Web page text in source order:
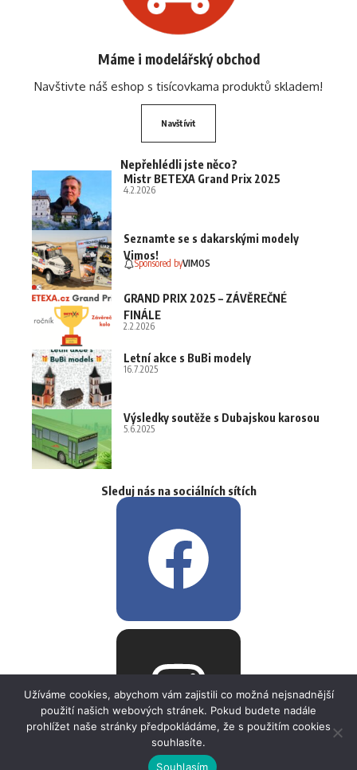
Máme i modelářský obchod
Navštivte náš eshop s tisícovkama produktů skladem!
Navštívit
Nepřehlédli jste něco?
Mistr BETEXA Grand Prix 2025
4.2.2026
Seznamte se s dakarskými modely
Vimos!
Sponsored byVIMOS
GRAND PRIX 2025 – ZÁVĚREČNÉ
FINÁLE
2.2.2026
Letní akce s BuBi modely
16.7.2025
Výsledky soutěže s Dubajskou karosou
5.6.2025
Sleduj nás na sociálních sítích
Užíváme cookies, abychom vám zajistili co možná nejsnadnější
použití našich webových stránek. Pokud budete nadále
prohlížet naše stránky předpokládáme, že s použitím cookies
souhlasíte.
Souhlasím